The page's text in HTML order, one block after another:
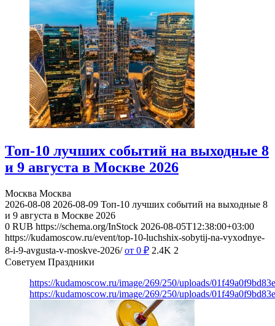
Топ-10 лучших событий на выходные 8
и 9 августа в Москве 2026
Москва Москва
2026-08-08 2026-08-09 Топ-10 лучших событий на выходные 8
и 9 августа в Москве 2026
0 RUB https://schema.org/InStock 2026-08-05T12:38:00+03:00
https://kudamoscow.ru/event/top-10-luchshix-sobytij-na-vyxodnye-
8-i-9-avgusta-v-moskve-2026/ от 0 ₽ 2.4K 2
Советуем Праздники
https://kudamoscow.ru/image/269/250/uploads/
https://kudamoscow.ru/image/269/250/uploads/